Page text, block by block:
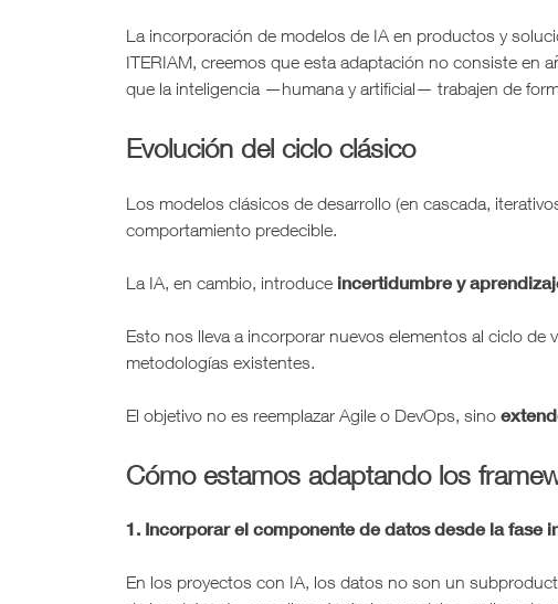
La incorporación de modelos de IA en productos y
ITERIAM, creemos que esta adaptación no consiste en
que la inteligencia —humana y artificial— trabajen de
Evolución del ciclo clásico
Los modelos clásicos de desarrollo (en cascada,
comportamiento predecible.
La IA, en cambio, introduce incertidumbre y
Esto nos lleva a incorporar nuevos elementos al ciclo de
metodologías existentes.
El objetivo no es reemplazar Agile o DevOps, sino
Cómo estamos adaptando los
1. Incorporar el componente de datos desde la fase
En los proyectos con IA, los datos no son un